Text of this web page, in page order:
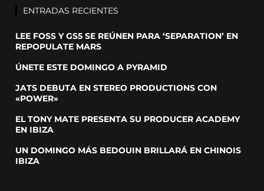
ENTRADAS RECIENTES
LEE FOSS Y GS5 SE REÚNEN PARA ‘SEPARATION’ EN
REPOPULATE MARS
ÚNETE ESTE DOMINGO A PYRAMID
JATS DEBUTA EN STEREO PRODUCTIONS CON
«POWER»
EL TONY MATE PRESENTA SU PRODUCER ACADEMY
EN IBIZA
UN DOMINGO MÁS BEDOUIN BRILLARÁ EN CHINOIS
IBIZA